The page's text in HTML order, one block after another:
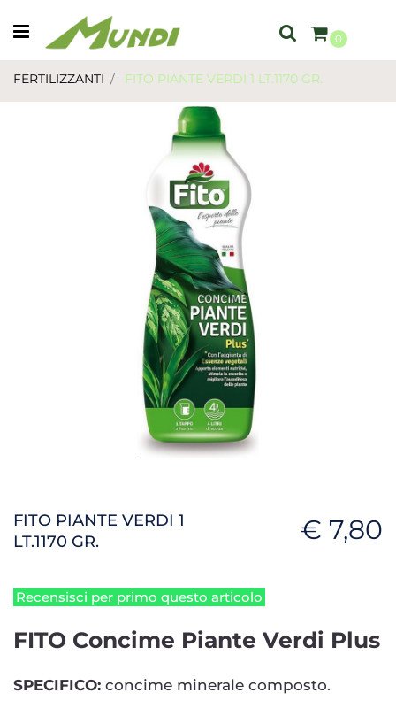
Open menu
0
FERTILIZZANTI FITO PIANTE VERDI 1 LT.1170 GR.
FITO PIANTE VERDI 1
LT.1170 GR.
€ 7,80
Recensisci per primo questo articolo
FITO Concime Piante Verdi Plus
SPECIFICO: concime minerale composto.